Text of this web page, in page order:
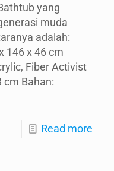
yang
muda
adalah:
146 x 46 cm
Fiber Activist
cm Bahan:
Read more